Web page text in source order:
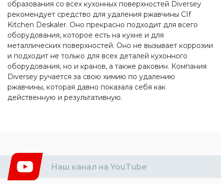
образования со всех кухонных поверхностей Diversey
рекомендует средство для удаления ржавчины CIf
Kitchen Deskaler. Оно прекрасно подходит для всего
оборудования, которое есть на кухне и для
металлических поверхностей. Оно не вызывает коррозии
и подходит не только для всех деталей кухонного
оборудования, но и кранов, а также раковин. Компания
Diversey ручается за свою химию по удалению
ржавчины, которая давно показала себя как
действенную и результативную.
Наш канал на YouTube